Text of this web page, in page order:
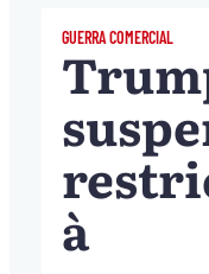
GUERRA COMERCIAL
à